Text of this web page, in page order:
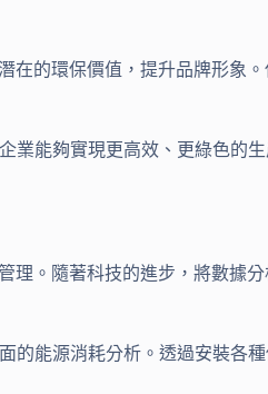
在的環保價值，提升品牌形象
能夠實現更高效、更綠色的
。隨著科技的進步，將數據
的能源消耗分析。透過安裝各